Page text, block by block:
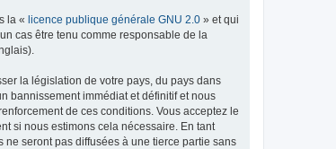
la « licence publique générale GNU 2.0 » et qui
cas être tenu comme responsable de la
la législation de votre pays, du pays dans
bannissement immédiat et définitif et nous
de ces conditions. Vous acceptez le
si nous estimons cela nécessaire. En tant
seront pas diffusées à une tierce partie sans